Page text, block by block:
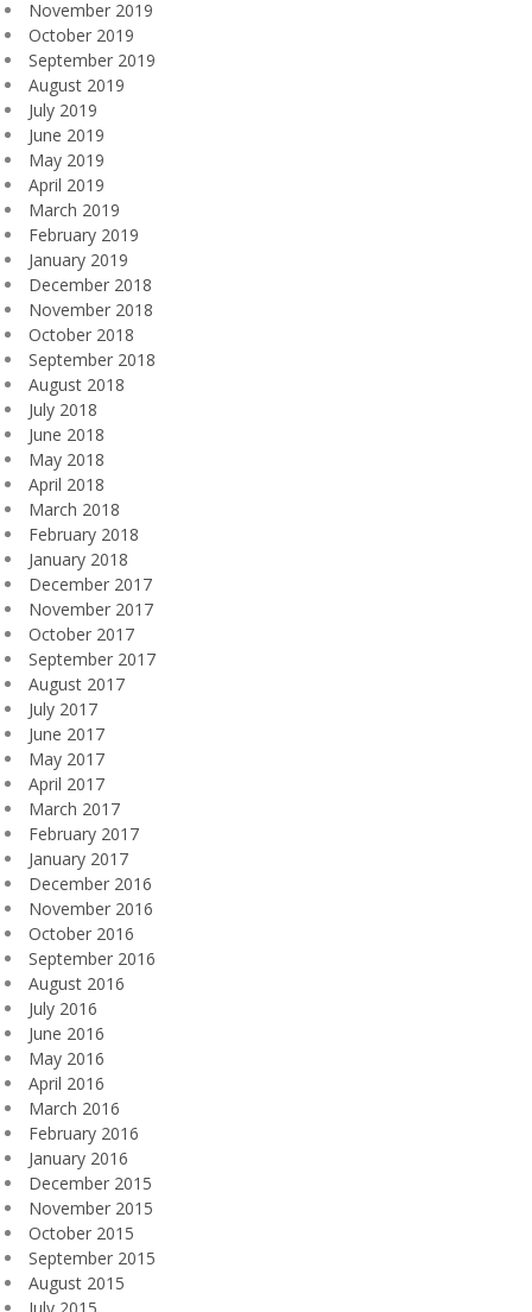
November 2019
October 2019
September 2019
August 2019
July 2019
June 2019
May 2019
April 2019
March 2019
February 2019
January 2019
December 2018
November 2018
October 2018
September 2018
August 2018
July 2018
June 2018
May 2018
April 2018
March 2018
February 2018
January 2018
December 2017
November 2017
October 2017
September 2017
August 2017
July 2017
June 2017
May 2017
April 2017
March 2017
February 2017
January 2017
December 2016
November 2016
October 2016
September 2016
August 2016
July 2016
June 2016
May 2016
April 2016
March 2016
February 2016
January 2016
December 2015
November 2015
October 2015
September 2015
August 2015